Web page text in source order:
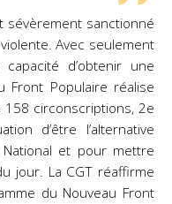
sévèrement sanctionné
Avec seulement
d’obtenir une
Front Populaire réalise
circonscriptions, 2e
d’être l’alternative
et pour mettre
jour. La CGT réaffirme
du Nouveau Front